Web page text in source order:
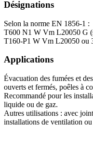
Désignations
Selon la norme EN 1856-1 :
T600 N1 W Vm L20050 G
T160-P1 W Vm L20050 ou
Applications
Évacuation des fumées et
ouverts et fermés, poêles à
Recommandé pour les
liquide ou de gaz.
Autres utilisations : avec
installations de ventilation